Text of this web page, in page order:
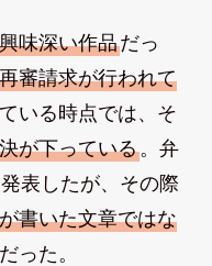
味深い作品だっ
審請求が行われて
いる時点では、そ
が下っている。弁
表したが、その際
書いた文章ではな
った。